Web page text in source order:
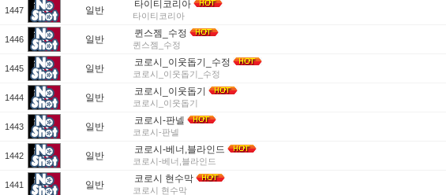
1447 일반
타이티코리아
타이티코리아
1446 일반
퀸스젬_수정
퀸스젬_수정
1445 일반
코로시_이웃돕기_수정
코로시_이웃돕기_수정
1444 일반
코로시_이웃돕기
코로시_이웃돕기
1443 일반
코로시-판넬
코로시-판넬
1442 일반
코로시-베너,블라인드
코로시-베너,블라인드
1441 일반
코로시 현수막
코로시 현수막